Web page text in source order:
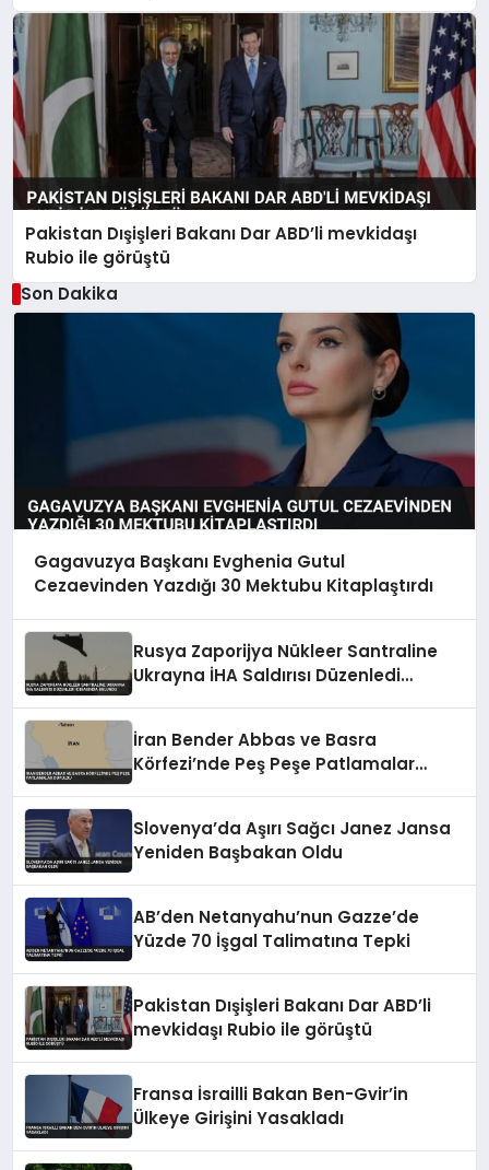
Pakistan Dışişleri Bakanı Dar ABD’li mevkidaşı
Rubio ile görüştü
Son Dakika
Gagavuzya Başkanı Evghenia Gutul
Cezaevinden Yazdığı 30 Mektubu Kitaplaştırdı
Rusya Zaporijya Nükleer Santraline
Ukrayna İHA Saldırısı Düzenledi
İran Bender Abbas ve Basra
Körfezi’nde Peş Peşe Patlamalar
Slovenya’da Aşırı Sağcı Janez Jansa
Yeniden Başbakan Oldu
AB’den Netanyahu’nun Gazze’de
Yüzde 70 İşgal Talimatına Tepki
Pakistan Dışişleri Bakanı Dar ABD’li
mevkidaşı Rubio ile görüştü
Fransa İsrailli Bakan Ben-Gvir’in
Ülkeye Girişini Yasakladı